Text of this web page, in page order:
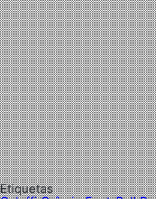
Etiquetas